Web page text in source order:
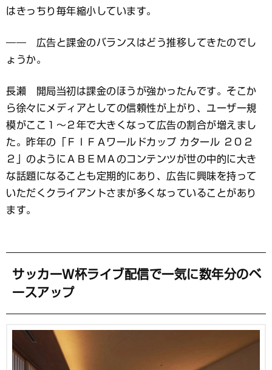
はきっちり毎年縮小しています。
―― 広告と課金のバランスはどう推移してきたのでし
ょうか。
長瀬 開局当初は課金のほうが強かったんです。そこか
ら徐々にメディアとしての信頼性が上がり、ユーザー規
模がここ１〜２年で大きくなって広告の割合が増えまし
た。昨年の「ＦＩＦＡワールドカップ カタール ２０２
２」のようにＡＢＥＭＡのコンテンツが世の中的に大き
な話題になることも定期的にあり、広告に興味を持って
いただくクライアントさまが多くなっていることがあり
ます。
サッカーＷ杯ライブ配信で一気に数年分のベ
ースアップ